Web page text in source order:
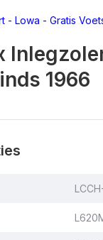
- Lowa - Gratis
1966